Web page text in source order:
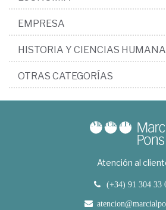
EMPRESA
HISTORIA Y CIENCIAS
OTRAS CATEGORÍAS
Atención al
(+34) 91 304 33